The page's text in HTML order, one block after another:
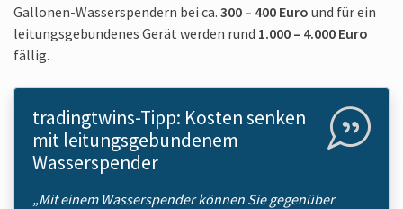
Gallonen-Wasserspendern bei ca. 300 – 400 Euro und für ein
leitungsgebundenes Gerät werden rund 1.000 – 4.000 Euro
fällig.
tradingtwins-Tipp: Kosten senken
mit leitungsgebundenem
Wasserspender
„Mit einem Wasserspender können Sie gegenüber